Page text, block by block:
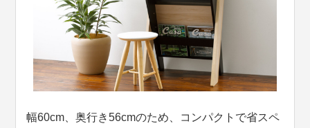
幅60cm、奥行き56cmのため、コンパクトで省スペ